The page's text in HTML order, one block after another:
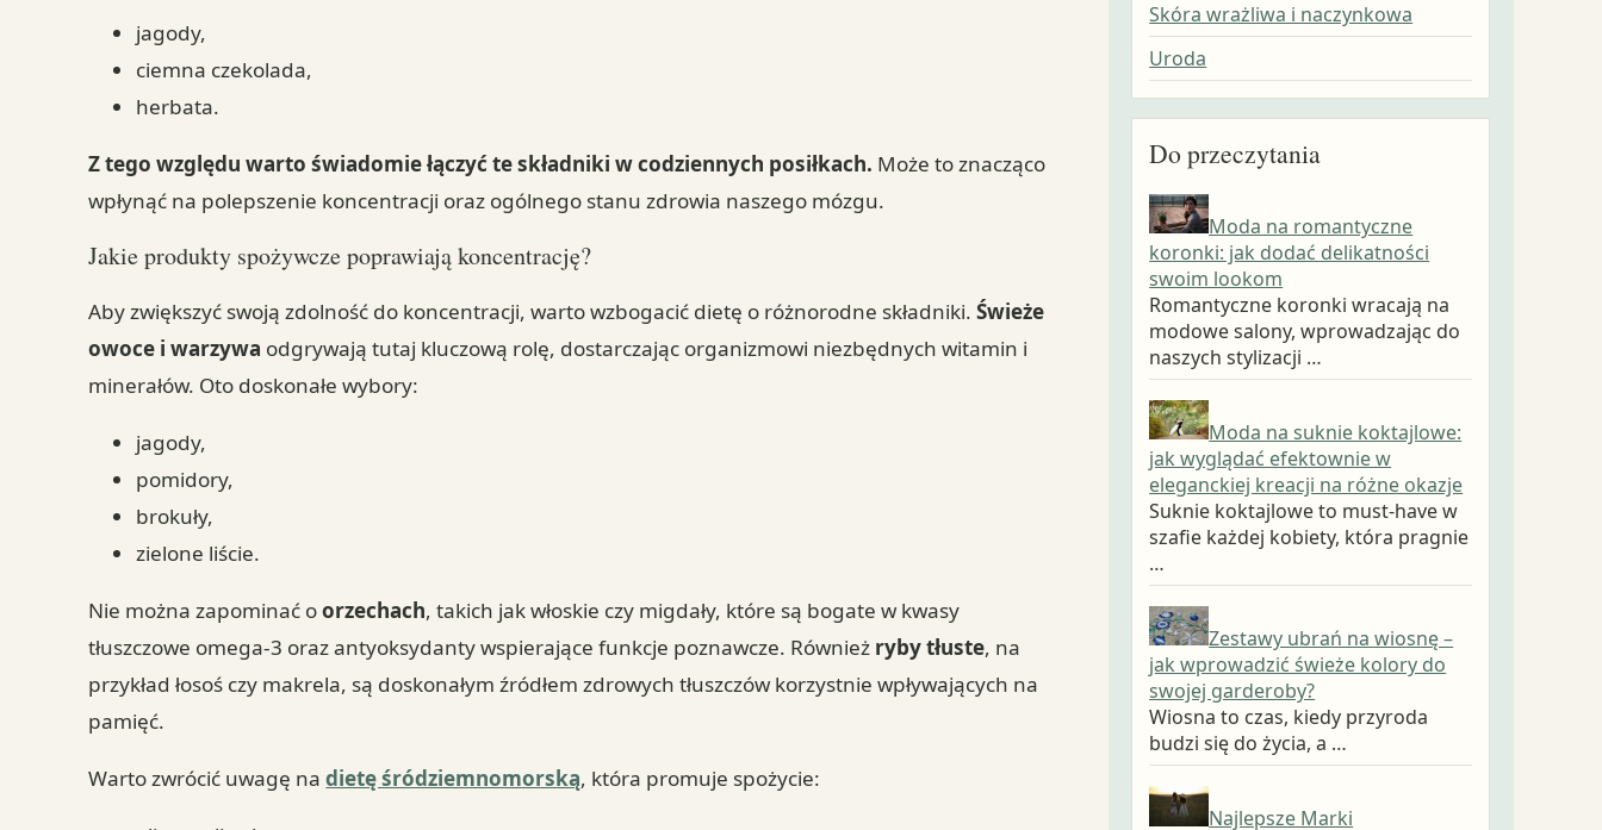
jagody,
ciemna czekolada,
herbata.
Z tego względu warto świadomie łączyć te składniki w codziennych posiłkach. Może to znacząco
wpłynąć na polepszenie koncentracji oraz ogólnego stanu zdrowia naszego mózgu.
Jakie produkty spożywcze poprawiają koncentrację?
Aby zwiększyć swoją zdolność do koncentracji, warto wzbogacić dietę o różnorodne składniki.Świeże
owoce i warzywa odgrywają tutaj kluczową rolę, dostarczając organizmowi niezbędnych witamin i
minerałów. Oto doskonałe wybory:
jagody,
pomidory,
brokuły,
zielone liście.
Nie można zapominać oorzechach, takich jak włoskie czy migdały, które są bogate w kwasy
tłuszczowe omega-3 oraz antyoksydanty wspierające funkcje poznawcze. Również ryby tłuste, na
przykład łosoś czy makrela, są doskonałym źródłem zdrowych tłuszczów korzystnie wpływających na
pamięć.
Warto zwrócić uwagę nadietę śródziemnomorską, która promuje spożycie:
Skóra wrażliwa i naczynkowa
Uroda
Do przeczytania
Moda na romantyczne
koronki: jak dodać delikatności
swoim lookom
Romantyczne koronki wracają na
modowe salony, wprowadzając do
naszych stylizacji …
Moda na suknie koktajlowe:
jak wyglądać efektownie w
eleganckiej kreacji na różne okazje
Suknie koktajlowe to must-have w
szafie każdej kobiety, która pragnie
…
Zestawy ubrań na wiosnę –
jak wprowadzić świeże kolory do
swojej garderoby?
Wiosna to czas, kiedy przyroda
budzi się do życia, a …
Najlepsze Marki